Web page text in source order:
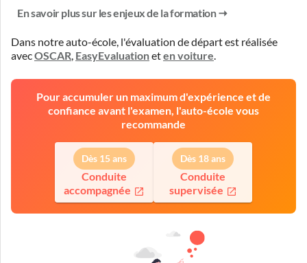
En savoir plus sur les enjeux de la formation
Dans notre auto-école, l'évaluation de départ est réalisée
avecOSCAR, EasyEvaluationeten voiture.
Pour accumuler un maximum d'expérience et de
confiance avant l'examen, l'auto-école vous
recommande
Dès 15 ans
Conduite
accompagnée
Dès 18 ans
Conduite
supervisée